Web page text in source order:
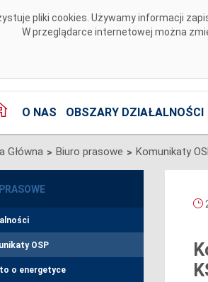
pliki cookies. Używamy informacji
W przeglądarce internetowej można
O NAS OBSZARY DZIAŁALNOŚCI
Główna > Biuro prasowe > Komunikaty
OSP
o energetyce